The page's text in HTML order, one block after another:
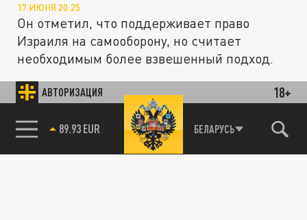
АВТОРИЗАЦИЯ 18+
85.64 BRENT БЕЛАРУСЬ
17 ИЮНЯ 20:25
Он отметил, что поддерживает право
Израиля на самооборону, но считает
необходимым более взвешенный подход.